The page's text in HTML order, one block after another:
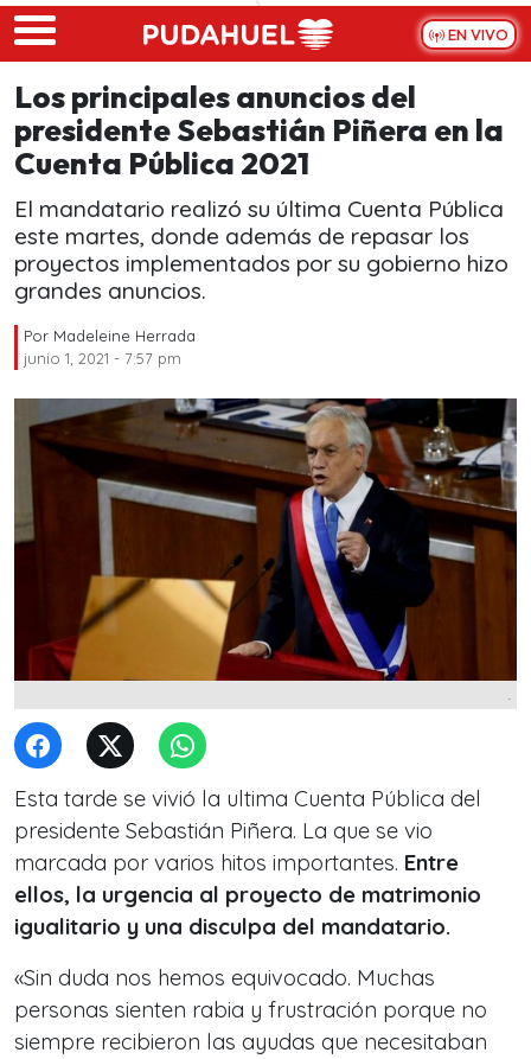
Skip to main content
EN VIVO
Los principales anuncios del
presidente Sebastián Piñera en la
Cuenta Pública 2021
El mandatario realizó su última Cuenta Pública
este martes, donde además de repasar los
proyectos implementados por su gobierno hizo
grandes anuncios.
Por Madeleine Herrada
junio 1, 2021 - 7:57 pm
Esta tarde se vivió la ultima Cuenta Pública del
presidente Sebastián Piñera. La que se vio
marcada por varios hitos importantes. Entre
ellos, la urgencia al proyecto de matrimonio
igualitario y una disculpa del mandatario.
«Sin duda nos hemos equivocado. Muchas
personas sienten rabia y frustración porque no
siempre recibieron las ayudas que necesitaban